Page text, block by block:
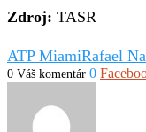
Zdroj: TASR
ATP MiamiRafael
0 Váš komentár 0